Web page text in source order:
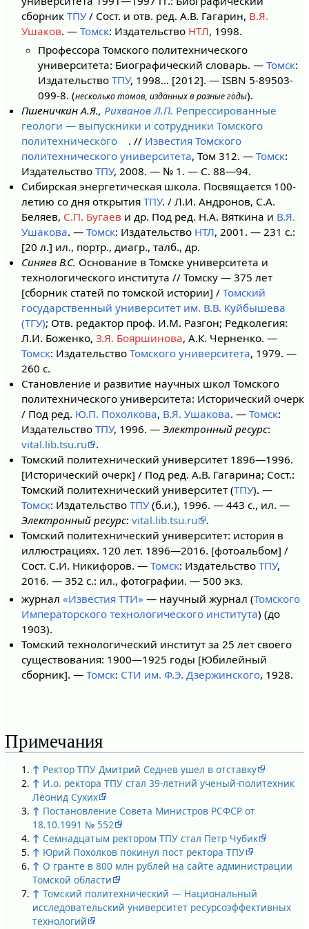
сборникТПУ/ Сост. и отв. ред. А.В. Гагарин, B.Я.
Ушаков. —Томск: Издательство HTЛ, 1998.
Профессора Томского политехнического
университета: Биографический словарь. —Томск:
ИздательствоТПУ, 1998… [2012]. — ISBN 5-89503-
099-8. (несколько томов, изданных в разные годы).
Пшеничкин А.Я., Рихванов Л.П. Репрессированные
геологи — выпускники и сотрудники Томского
политехнического
. // Известия Томского
политехнического университета, Том 312. —Томск:
ИздательствоТПУ, 2008. — № 1. — С. 88—94.
Сибирская энергетическая школа. Посвящается 100-
летию со дня открытияТПУ. / Л.И. Андронов, С.А.
Беляев, С.П. Бугаев и др. Под ред. Н.А. Вяткина и В.Я.
Ушакова. —Томск: Издательство НТЛ, 2001. — 231 с.:
[20 л.] ил., портр., диагр., талб., др.
Синяев В.С. Основание в Томске университета и
технологического института // Томску — 375 лет
[сборник статей по томской истории] /Томский
государственный университет им. В.В. Куйбышева
(ТГУ); Отв. редактор проф. И.М. Разгон; Редколегия:
Л.И. Боженко,З.Я. Бояршинова, А.К. Черненко. —
Томск: ИздательствоТомского университета, 1979. —
260 с.
Становление и развитие научных школ Томского
политехнического университета: Исторический очерк
/ Под ред. Ю.П. Похолкова, В.Я. Ушакова. —Томск:
ИздательствоТПУ, 1996. —Электронный ресурс:
vital.lib.tsu.ru
.
Томский политехнический университет 1896—1996.
[Исторический очерк] / Под ред. А.В. Гагарина; Сост.:
Томский политехнический университет (ТПУ). —
Томск: ИздательствоТПУ(б.и.), 1996. — 443 с., ил. —
Электронный ресурс:vital.lib.tsu.ru
.
Томский политехнический университет: история в
иллюстрациях. 120 лет. 1896—2016. [фотоальбом] /
Сост. С.И. Никифоров. —Томск: ИздательствоТПУ,
2016. — 352 с.: ил., фотографии. — 500 экз.
журнал«Известия ТТИ» — научный журнал (Томского
Императорского технологического института) (до
1903).
Томский технологический институт за 25 лет своего
существования: 1900—1925 годы [Юбилейный
сборник]. —Томск: СТИ им. Ф.Э. Дзержинского, 1928.
Примечания
↑ Ректор ТПУ Дмитрий Седнев ушел в отставку
↑ И.о. ректора ТПУ стал 39-летний ученый-политехник
Леонид Сухих
↑ Постановление Совета Министров РСФСР от
18.10.1991 № 552
↑ Семнадцатым ректором ТПУ стал Петр Чубик
↑ Юрий Похолков покинул пост ректора ТПУ
↑ О гранте в 800 млн рублей на сайте администрации
Томской области
↑ Томский политехнический — Национальный
исследовательский университет ресурсоэффективных
технологий